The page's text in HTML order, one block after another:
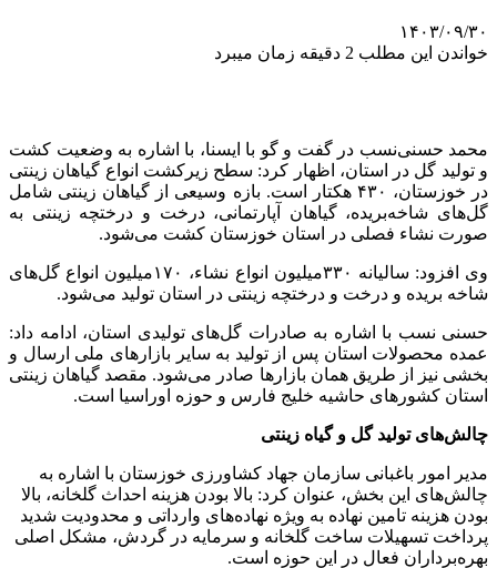
۱۴۰۳/۰۹/۳۰
خواندن این مطلب 2 دقیقه زمان میبرد
محمد حسنی‌نسب در گفت و گو با ایسنا، با اشاره به وضعیت کشت
و تولید گل در استان، اظهار کرد: سطح زیرکشت انواع گیاهان زینتی
در خوزستان، ۴۳۰ هکتار است. بازه وسیعی از گیاهان زینتی شامل
گل‌های شاخه‌بریده، گیاهان آپارتمانی، درخت و درختچه زینتی به
صورت نشاء فصلی در استان خوزستان کشت می‌شود.
وی افزود: سالیانه ۳۳۰میلیون انواع نشاء، ۱۷۰میلیون انواع گل‌های
شاخه بریده و درخت و درختچه زینتی در استان تولید می‌شود.
حسنی نسب با اشاره به صادرات گل‌های تولیدی استان، ادامه داد:
عمده محصولات استان پس از تولید به سایر بازارهای ملی ارسال و
بخشی نیز از طریق همان بازارها صادر می‌شود. مقصد گیاهان زینتی
استان کشورهای حاشیه خلیج فارس و حوزه اوراسیا است.
چالش‌های تولید گل و گیاه زینتی
مدیر امور باغبانی سازمان جهاد کشاورزی خوزستان با اشاره به
چالش‌های این بخش، عنوان کرد: بالا بودن هزینه احداث گلخانه، بالا
بودن هزینه تامین نهاده به ویژه نهاده‌های وارداتی و محدودیت شدید
پرداخت تسهیلات ساخت گلخانه و سرمایه در گردش، مشکل اصلی
بهره‌برداران فعال در این حوزه است.